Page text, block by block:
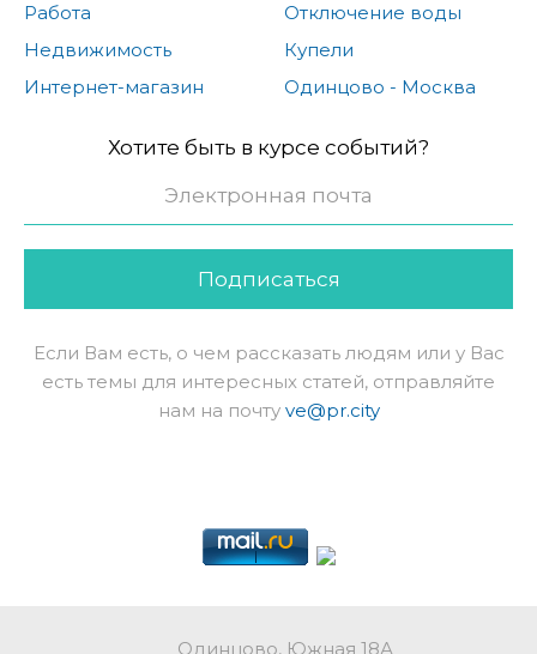
Работа
Недвижимость
Интернет-магазин
Отключение воды
Купели
Одинцово - Москва
Хотите быть в курсе событий?
Подписаться
Если Вам есть, о чем рассказать людям или у Вас
есть темы для интересных статей, отправляйте
нам на почту ve@pr.city
Одинцово, Южная 18А